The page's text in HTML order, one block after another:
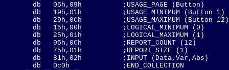
  db   05h,09h          ;USAGE_PAGE (Button)
  db   19h,01h          ;USAGE_MINIMUM (Button 1)
  db   29h,0Ch          ;USAGE_MAXIMUM (Button 12)
  db   15h,00h          ;LOGICAL_MINIMUM (0)
  db   25h,01h          ;LOGICAL_MAXIMUM (1)
  db   95h,0Ch          ;REPORT_COUNT (12)
  db   75h,01h          ;REPORT_SIZE (1)
  db   81h,02h          ;INPUT (Data,Var,Abs)
  db   0c0h             ;END_COLLECTION